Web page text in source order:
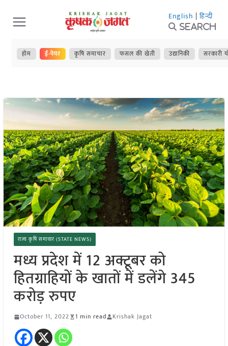
Skip
to
content
English | हिन्दी
Search
होम ई-पेपर कृषि समाचार फसल की खेती उद्यानिकी सरकारी
राज्य कृषि समाचार (STATE NEWS)
मध्य प्रदेश में 12 अक्टूबर को
हितग्राहियों के खातों में डलेंगे 345
करोड़ रुपए
October 11, 2022 1 min read Krishak Jagat